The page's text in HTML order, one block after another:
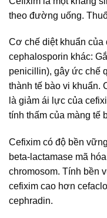
theo đường uống.
Cơ chế diệt khuẩn
cephalosporin khác:
penicillin), gây ức chế
thành tế bào vi khuẩn.
là giảm ái lực của
tính thấm của màng tế
Cefixim có độ bền
beta-lactamase mã
chromosom. Tính bền
cefixim cao hơn
cephradin.